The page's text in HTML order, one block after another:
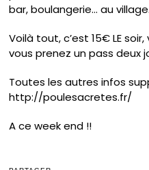
bar, boulangerie… au village.
Voilà tout, c’est 15€ LE
vous prenez un pass deux
Toutes les autres infos
http://poulesacretes.fr/
A ce week end !!